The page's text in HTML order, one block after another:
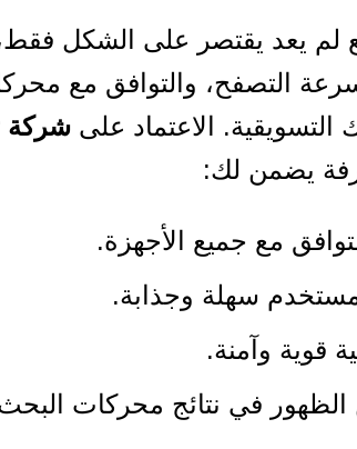
لم يعد يقتصر على الشكل
التصفح، والتوافق مع
التسويقية. الاعتماد على شركة
يضمن لك:
مع جميع الأجهزة.
سهلة وجذابة.
قوية وآمنة.
في نتائج محركات